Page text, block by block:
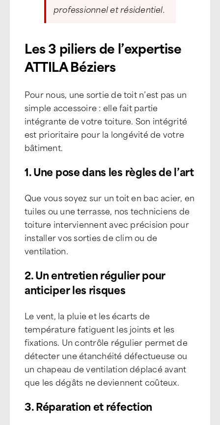
professionnel et résidentiel.
Les 3 piliers de l’expertise
ATTILA Béziers
Pour nous, une sortie de toit n’est pas un
simple accessoire : elle fait partie
intégrante de votre toiture. Son intégrité
est prioritaire pour la longévité de votre
bâtiment.
1. Une pose dans les règles de l’art
Que vous soyez sur un toit en bac acier, en
tuiles ou une terrasse, nos techniciens de
toiture interviennent avec précision pour
installer vos sorties de clim ou de
ventilation.
2. Un entretien régulier pour
anticiper les risques
Le vent, la pluie et les écarts de
température fatiguent les joints et les
fixations. Un contrôle régulier permet de
détecter une étanchéité défectueuse ou
un chapeau de ventilation déplacé avant
que les dégâts ne deviennent coûteux.
3. Réparation et réfection